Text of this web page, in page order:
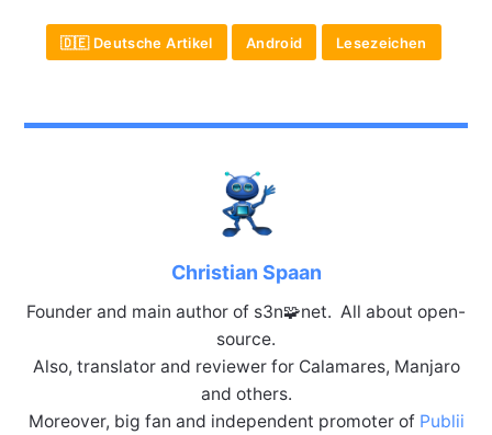
🇩🇪 Deutsche Artikel Android Lesezeichen
Christian Spaan
Founder and main author of s3n🧩net. All about open-
source.
Also, translator and reviewer for Calamares, Manjaro
and others.
Moreover, big fan and independent promoter of Publii